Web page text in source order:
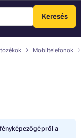
Keresés
Menü
Mobiltelefonok
a